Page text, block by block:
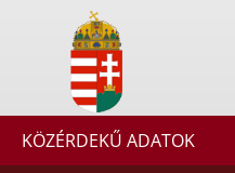
KÖZÉRDEKŰ ADATOK